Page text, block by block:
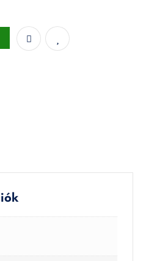
töltővel 3 in 1 fekete - 8602